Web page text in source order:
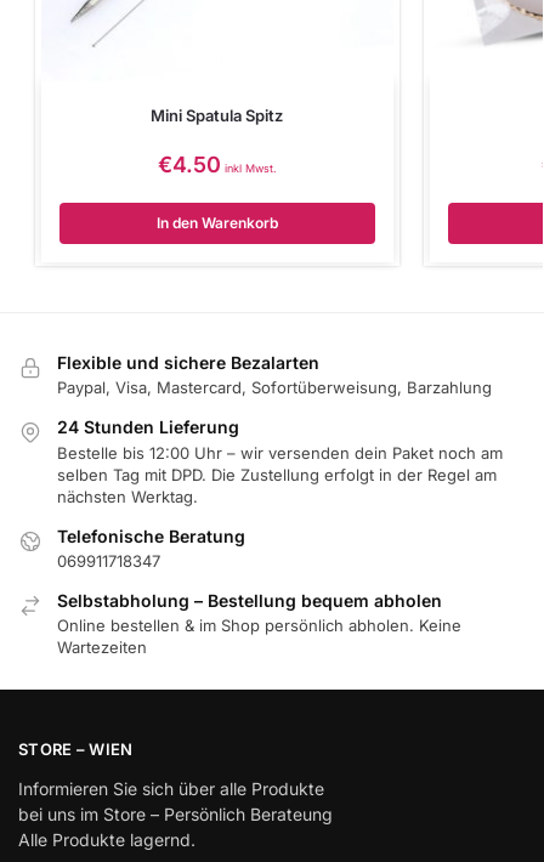
Mini Spatula Spitz
€4.50 inkl Mwst.
In den Warenkorb
Flexible und sichere Bezalarten
Paypal, Visa, Mastercard, Sofortüberweisung, Barzahlung
24 Stunden Lieferung
Bestelle bis 12:00 Uhr – wir versenden dein Paket noch am
selben Tag mit DPD. Die Zustellung erfolgt in der Regel am
nächsten Werktag.
Telefonische Beratung
069911718347
Selbstabholung – Bestellung bequem abholen
Online bestellen & im Shop persönlich abholen. Keine
Wartezeiten
STORE – WIEN
Informieren Sie sich über alle Produkte
bei uns im Store – Persönlich Berateung
Alle Produkte lagernd.